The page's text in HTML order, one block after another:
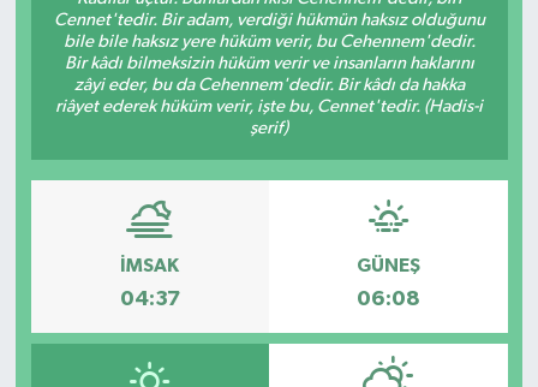
Cennet'tedir. Bir adam, verdiği hükmün haksız olduğunu
bile bile haksız yere hüküm verir, bu Cehennem'dedir.
Bir kâdı bilmeksizin hüküm verir ve insanların haklarını
zâyi eder, bu da Cehennem'dedir. Bir kâdı da hakka
riâyet ederek hüküm verir, işte bu, Cennet'tedir. (Hadis-i
şerif)
İMSAK
04:37
GÜNEŞ
06:08